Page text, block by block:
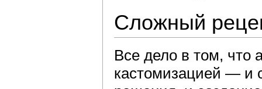
Сложный
Все дело в том, что
кастомизацией — и